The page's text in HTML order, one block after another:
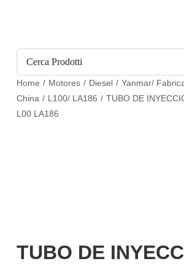
Home / Motores / Diesel / Yanmar/
China / L100/ LA186 / TUBO DE
L00 LA186
TUBO DE